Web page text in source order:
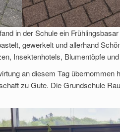
in der Schule ein
gewerkelt und allerhand
Insektenhotels, Blumentöpfe
an diesem Tag
zu Gute. Die Grundschule